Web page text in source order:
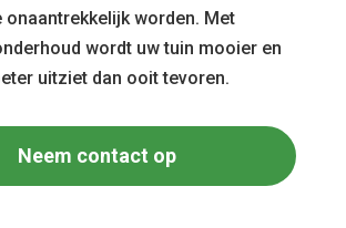
worden. Met
wordt uw tuin mooier en
uitziet dan ooit tevoren.
Neem contact op